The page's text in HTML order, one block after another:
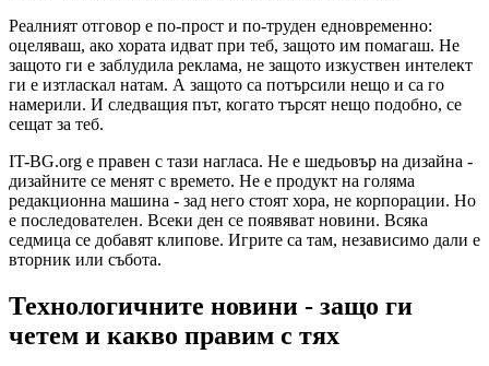
Реалният отговор е по-прост и по-труден едновременно:
оцеляваш, ако хората идват при теб, защото им помагаш. Не
защото ги е заблудила реклама, не защото изкуствен интелект
ги е изтласкал натам. А защото са потърсили нещо и са го
намерили. И следващия път, когато търсят нещо подобно, се
сещат за теб.
IT-BG.org е правен с тази нагласа. Не е шедьовър на дизайна -
дизайните се менят с времето. Не е продукт на голяма
редакционна машина - зад него стоят хора, не корпорации. Но
е последователен. Всеки ден се появяват новини. Всяка
седмица се добавят клипове. Игрите са там, независимо дали е
вторник или събота.
Технологичните новини - защо ги
четем и какво правим с тях